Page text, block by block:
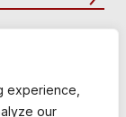
experience,
our